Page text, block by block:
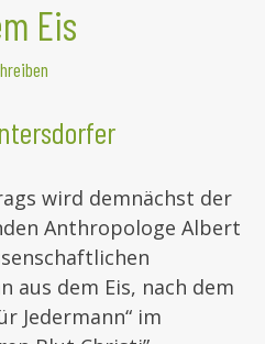
Eis
wird demnächst der
Anthropologe Albert
aus dem Eis, nach dem
Jedermann“ im